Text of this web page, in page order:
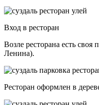
Вход в ресторан
Возле ресторана есть своя
Ленина).
Ресторан оформлен в